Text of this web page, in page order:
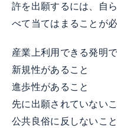
許を出願するには、自
べて当てはまることが必
産業上利用できる発明
新規性があること
進歩性があること
先に出願されていない
公共良俗に反しないこ